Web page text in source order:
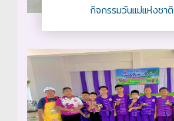
กิจกรรมวันแม่แห่งชาติ